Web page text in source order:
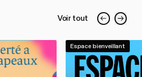
Voir tout
Espace bienveillant